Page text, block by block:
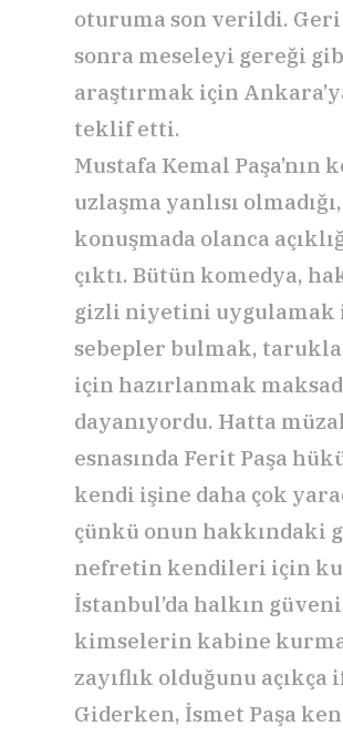
oturuma son verildi.
sonra meseleyi gereği
araştırmak için
teklif etti.
Mustafa Kemal Paşa’nın
uzlaşma yanlısı
konuşmada olanca
çıktı. Bütün komedya,
gizli niyetini uygulamak
sebepler bulmak,
için hazırlanmak
dayanıyordu. Hatta
esnasında Ferit Paşa
kendi işine daha çok
çünkü onun hakkındaki
nefretin kendileri için
İstanbul’da halkın
kimselerin kabine
zayıflık olduğunu
Giderken, İsmet Paşa